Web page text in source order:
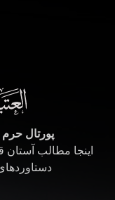
پورتال
اینجا مطالب